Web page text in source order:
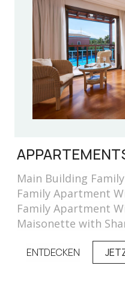
Main Building
Family Apartment
Family Apartment
Maisonette with
ENTDECKEN